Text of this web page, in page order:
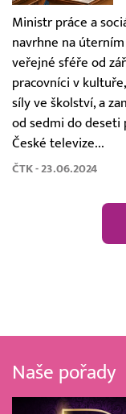
Ministr práce a
navrhne na
veřejné sféře od
pracovníci v
síly ve školství, a
od sedmi do deseti
České televize...
ČTK - 23.06.2024
Naše pořady